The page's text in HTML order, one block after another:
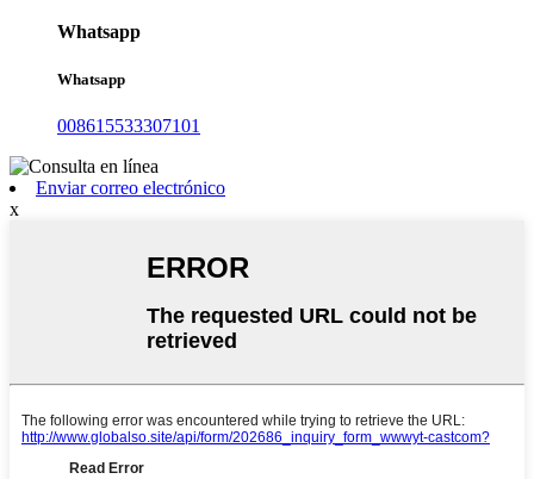
Whatsapp
Whatsapp
008615533307101
Enviar correo electrónico
x